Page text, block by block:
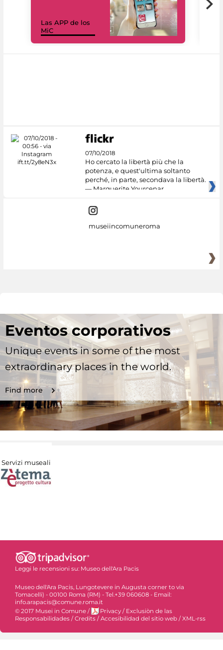
Las APP de los
MiC
07/10/2018
Ho cercato la libertà più che la
potenza, e quest'ultima soltanto
perché, in parte, secondava la libertà.
— Marguerite Yourcenar
museiincomuneroma
Eventos corporativos
Unique events in some of the most
extraordinary places in the world.
Find more
Servizi museali
Leggi le recensioni su: Museo dell'Ara Pacis
Museo dell'Ara Pacis, Lungotevere in Augusta corner to via
Tomacelli) - 00100 Roma (RM) - Tel.+39 060608 - Email:
info.arapacis@comune.roma.it
© 2017 Musei in Comune / Privacy / Exclusiòn de las
Responsabilidades / Credits / Accesibilidad del sitio web / XML-rss